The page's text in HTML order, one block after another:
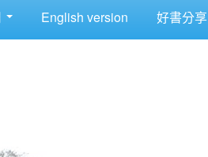
English version 好書分享